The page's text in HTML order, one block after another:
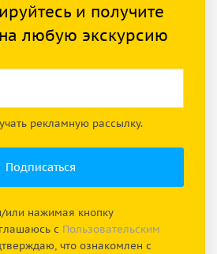
и получите
любую экскурсию
рекламную рассылку.
или нажимая кнопку
с Пользовательским
что ознакомлен с